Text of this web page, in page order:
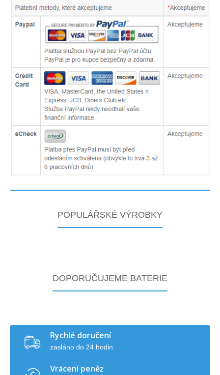
POPULÁŘSKÉ VÝROBKY
DOPORUČUJEME BATERIE
Rychlé doručení
zasláno do 24 hodin
Vrácení peněz